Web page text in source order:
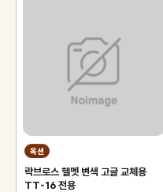
옥션
락브로스 헬멧 변색 고글 교체용
TT-16 전용